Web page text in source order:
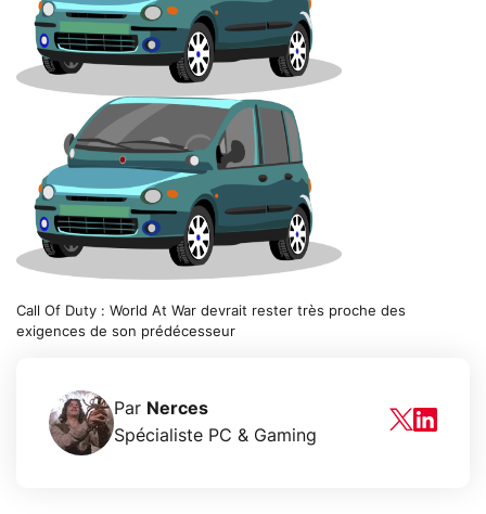
Call Of Duty : World At War devrait rester très proche des
exigences de son prédécesseur
Par Nerces
Spécialiste PC & Gaming